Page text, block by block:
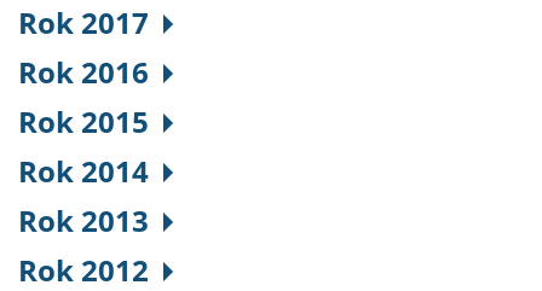
Rok 2017
Rok 2016
Rok 2015
Rok 2014
Rok 2013
Rok 2012